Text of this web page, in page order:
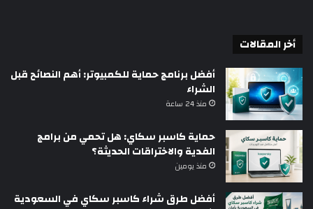
أخر المقالات
أفضل برنامج حماية للكمبيوتر: أهم النصائح قبل
الشراء
منذ 24 ساعة
حماية كاسبر سكاي: هل تحمي من برامج
الفدية والاختراقات الحديثة؟
منذ يومين
أفضل طرق شراء كاسبر سكاي في السعودية